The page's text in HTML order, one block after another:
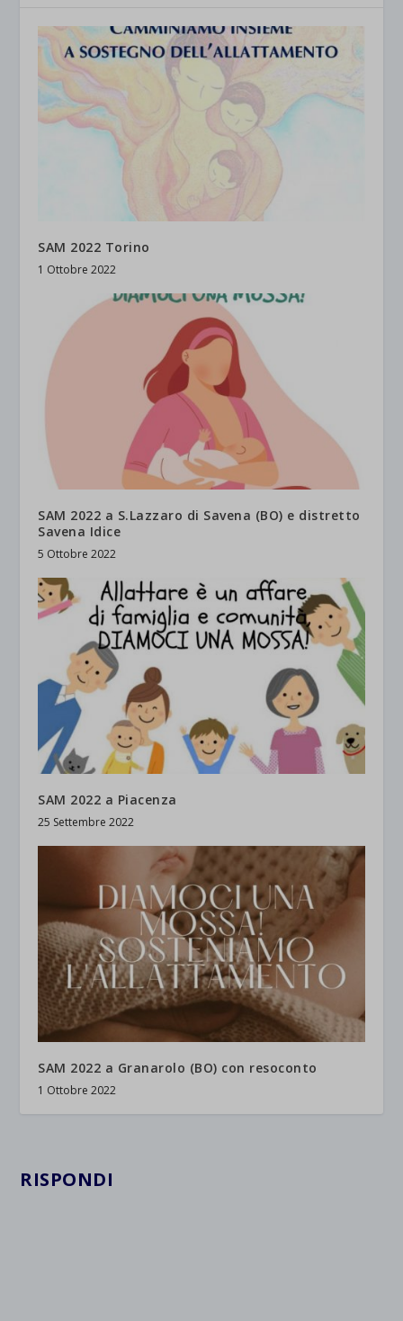
SAM 2022 Torino
1 Ottobre 2022
SAM 2022 a S.Lazzaro di Savena (BO) e distretto
Savena Idice
5 Ottobre 2022
SAM 2022 a Piacenza
25 Settembre 2022
SAM 2022 a Granarolo (BO) con resoconto
1 Ottobre 2022
RISPONDI